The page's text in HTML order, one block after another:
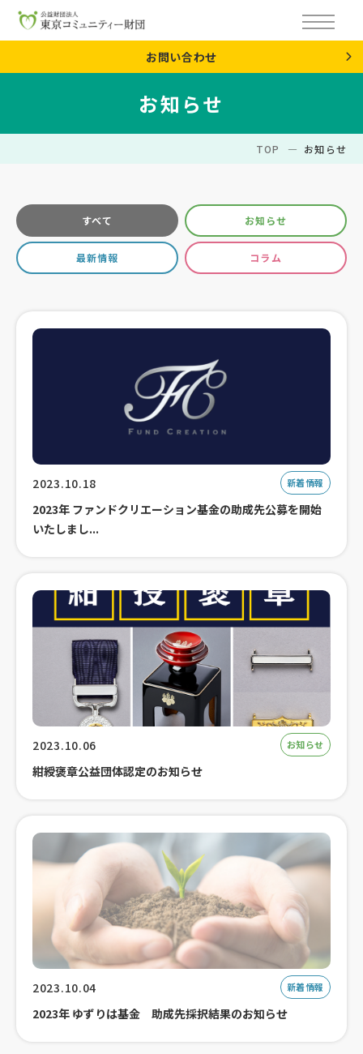
お問い合わせ
お知らせ
TOP お知らせ
すべて お知らせ
最新情報 コラム
2023.10.18 新着情報
2023年 ファンドクリエーション基金の助成先公募を開始
いたしまし...
2023.10.06 お知らせ
紺綬褒章公益団体認定のお知らせ
2023.10.04 新着情報
2023年 ゆずりは基金 助成先採択結果のお知らせ